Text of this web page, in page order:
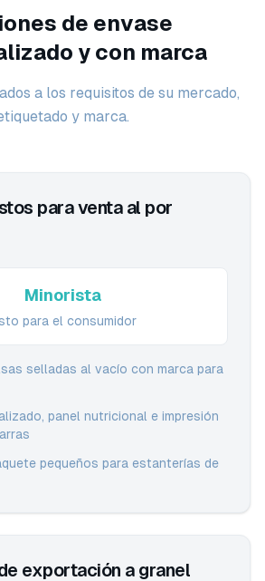
de envase
y con marca
a los requisitos de su mercado,
y marca.
para venta al por
Minorista
para el consumidor
selladas al vacío con marca para
panel nutricional e impresión
pequeños para estanterías de
exportación a granel